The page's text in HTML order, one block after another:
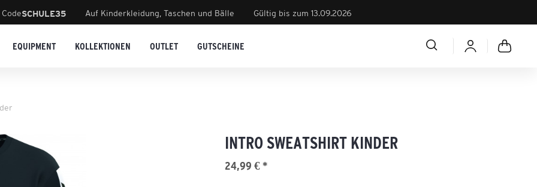
SCHULE35 Auf Kinderkleidung, Taschen und Bälle Gültig bis zum 13.09.2026
EQUIPMENT KOLLEKTIONEN OUTLET GUTSCHEINE
INTRO SWEATSHIRT KINDER
24,99 € *